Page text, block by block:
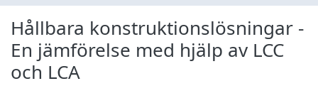
Hållbara konstruktionslösningar -
En jämförelse med hjälp av LCC
och LCA